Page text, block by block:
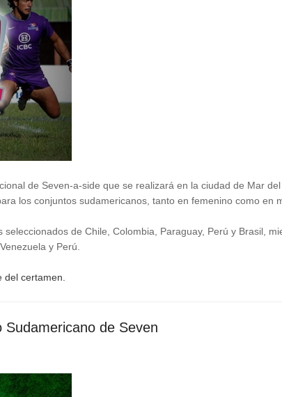
de Seven-a-side que se realizará en la ciudad de Mar
ara los conjuntos sudamericanos, tanto en femenino como en
de Chile, Colombia, Paraguay, Perú y Brasil,
y Perú.
certamen.
Sudamericano de Seven